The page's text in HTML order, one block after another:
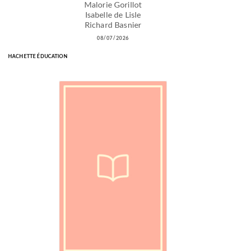
Malorie Gorillot
Isabelle de Lisle
Richard Basnier
08/07/2026
HACHETTE ÉDUCATION